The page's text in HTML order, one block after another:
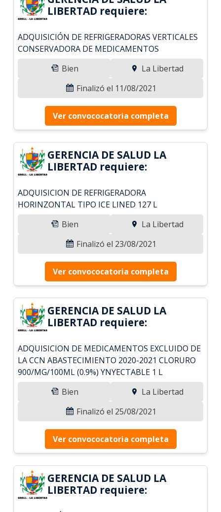
LIBERTAD requiere:
ADQUISICIÓN DE REFRIGERADORAS VERTICALES
CONSERVADORA DE MEDICAMENTOS
Bien
La Libertad
Finalizó el 11/08/2021
Ver convococatoria completa
GERENCIA DE SALUD LA
LIBERTAD requiere:
ADQUISICION DE REFRIGERADORA
HORINZONTAL TIPO ICE LINED 127 L
Bien
La Libertad
Finalizó el 23/08/2021
Ver convococatoria completa
GERENCIA DE SALUD LA
LIBERTAD requiere:
ADQUISICION DE MEDICAMENTOS EXCLUIDO DE
LA CCN ABASTECIMIENTO 2020-2021 CLORURO
900/MG/100ML (0.9%) YNYECTABLE 1 L
Bien
La Libertad
Finalizó el 25/08/2021
Ver convococatoria completa
GERENCIA DE SALUD LA
LIBERTAD requiere: